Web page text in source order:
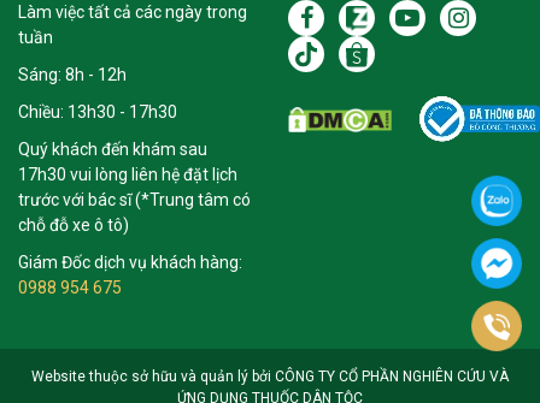
Làm việc tất cả các ngày trong
tuần
Sáng: 8h - 12h
Chiều: 13h30 - 17h30
Quý khách đến khám sau
17h30 vui lòng liên hệ đặt lịch
trước với bác sĩ (*Trung tâm có
chỗ đỗ xe ô tô)
Giám Đốc dịch vụ khách hàng:
0988 954 675
Website thuộc sở hữu và quản lý bởi CÔNG TY CỔ PHẦN NGHIÊN CỨU VÀ
ỨNG DỤNG THUỐC DÂN TỘC